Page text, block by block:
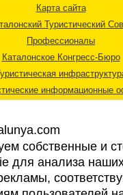
Карта сайта
Туристический
Профессионалы
Каталонское Конгресс-Бюро
информационные
Правовая информация
собственные и
для анализа наших